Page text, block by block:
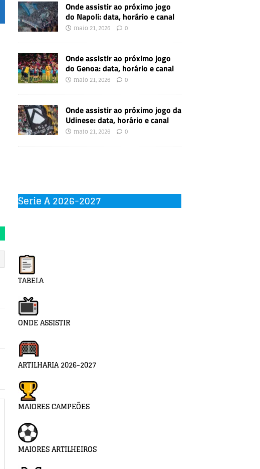
Onde assistir ao próximo jogo
do Napoli: data, horário e canal
maio 21, 2026 0
Onde assistir ao próximo jogo
do Genoa: data, horário e canal
maio 21, 2026 0
Onde assistir ao próximo jogo da
Udinese: data, horário e canal
maio 21, 2026 0
Serie A 2026-2027
TABELA
ONDE ASSISTIR
ARTILHARIA 2026-2027
MAIORES CAMPEÕES
MAIORES ARTILHEIROS